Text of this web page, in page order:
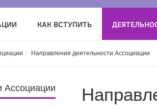
КАК ВСТУПИТЬ
Направления деятельности Ассоциации
Ассоциации